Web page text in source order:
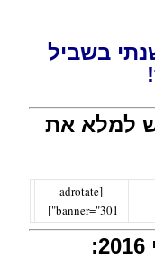
בשביל
למלא את
[adrotate
banner="301"]